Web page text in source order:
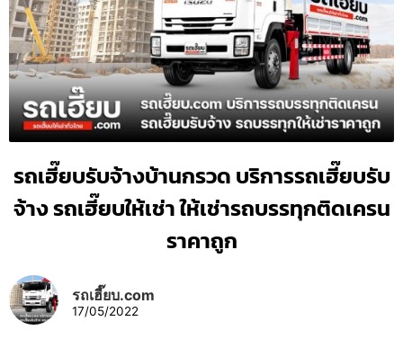
รถเฮี๊ยบรับจ้างบ้านกรวด บริการรถเฮี๊ยบรับ
จ้าง รถเฮี๊ยบให้เช่า ให้เช่ารถบรรทุกติดเครน
ราคาถูก
รถเฮี๊ยบ.com
17/05/2022